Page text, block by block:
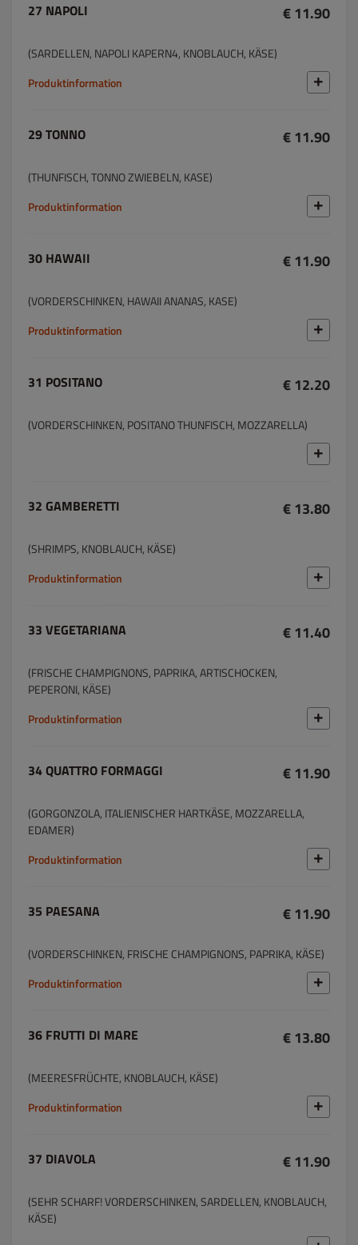
27 NAPOLI € 11.90
(SARDELLEN, NAPOLI KAPERN4, KNOBLAUCH, KÄSE)
Produktinformation
29 TONNO € 11.90
(THUNFISCH, TONNO ZWIEBELN, KASE)
Produktinformation
30 HAWAII € 11.90
(VORDERSCHINKEN, HAWAII ANANAS, KASE)
Produktinformation
31 POSITANO € 12.20
(VORDERSCHINKEN, POSITANO THUNFISCH, MOZZARELLA)
32 GAMBERETTI € 13.80
(SHRIMPS, KNOBLAUCH, KÄSE)
Produktinformation
33 VEGETARIANA € 11.40
(FRISCHE CHAMPIGNONS, PAPRIKA, ARTISCHOCKEN,
PEPERONI, KÄSE)
Produktinformation
34 QUATTRO FORMAGGI € 11.90
(GORGONZOLA, ITALIENISCHER HARTKÄSE, MOZZARELLA,
EDAMER)
Produktinformation
35 PAESANA € 11.90
(VORDERSCHINKEN, FRISCHE CHAMPIGNONS, PAPRIKA, KÄSE)
Produktinformation
36 FRUTTI DI MARE € 13.80
(MEERESFRÜCHTE, KNOBLAUCH, KÄSE)
Produktinformation
37 DIAVOLA € 11.90
(SEHR SCHARF! VORDERSCHINKEN, SARDELLEN, KNOBLAUCH,
KÄSE)